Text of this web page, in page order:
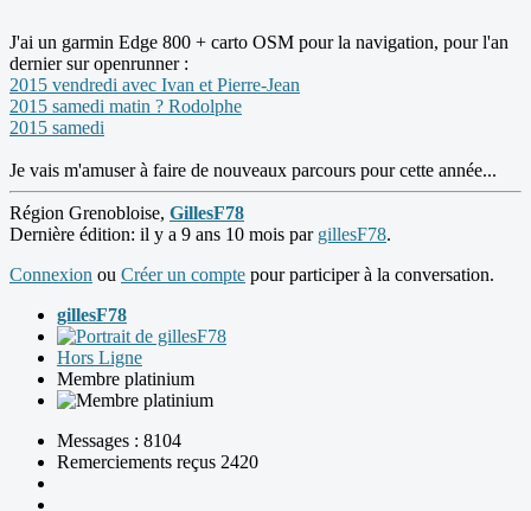
J'ai un garmin Edge 800 + carto OSM pour la navigation, pour l'an
dernier sur openrunner :
2015 vendredi avec Ivan et Pierre-Jean
2015 samedi matin ? Rodolphe
2015 samedi
Je vais m'amuser à faire de nouveaux parcours pour cette année...
Région Grenobloise, GillesF78
Dernière édition: il y a 9 ans 10 mois par gillesF78.
Connexion ou Créer un compte pour participer à la conversation.
gillesF78
Hors Ligne
Membre platinium
Messages : 8104
Remerciements reçus 2420